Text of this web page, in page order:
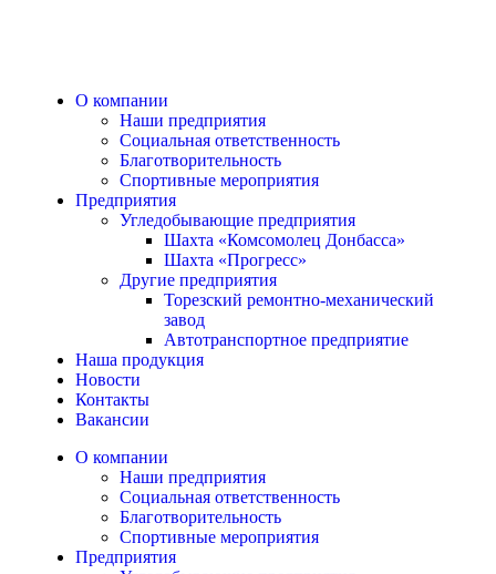
О компании
Наши предприятия
Социальная ответственность
Благотворительность
Спортивные мероприятия
Предприятия
Угледобывающие предприятия
Шахта «Комсомолец Донбасса»
Шахта «Прогресс»
Другие предприятия
Торезский ремонтно-механический
завод
Автотранспортное предприятие
Наша продукция
Новости
Контакты
Вакансии
О компании
Наши предприятия
Социальная ответственность
Благотворительность
Спортивные мероприятия
Предприятия